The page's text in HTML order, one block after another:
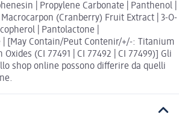
| Propylene Carbonate | Panthenol |
(Cranberry) Fruit Extract | 3-O-
| Pantolactone |
| [May Contain/Peut Contenir/+/-: Titanium
Oxides (CI 77491 | CI 77492 | CI 77499)] Gli
shop online possono differire da quelli